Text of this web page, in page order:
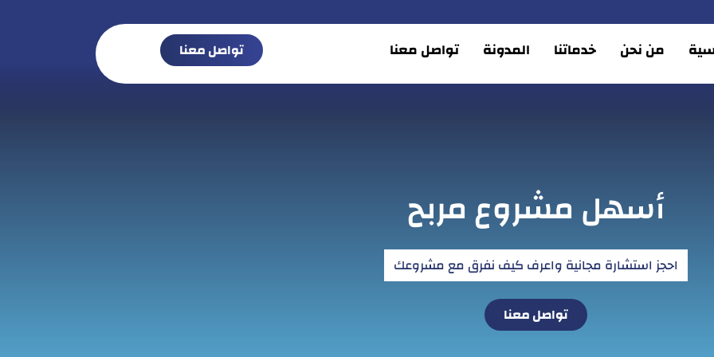
من نحن خدماتنا المدونة تواصل معنا تواصل معنا
أسهل مشروع مربح
احجز استشارة مجانية واعرف كيف نفرق مع مشروعك
تواصل معنا